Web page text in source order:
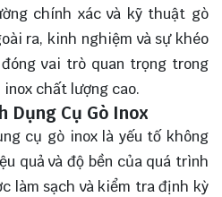
chính xác và kỹ thuật gò
ra, kinh nghiệm và sự khéo
vai trò quan trọng trong
chất lượng cao.
Dụng Cụ Gò Inox
cụ gò inox là yếu tố không
quả và độ bền của quá trình
làm sạch và kiểm tra định kỳ